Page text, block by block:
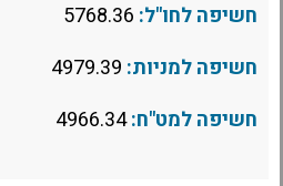
חשיפה לחו"ל:
חשיפה למניות:
חשיפה למט"ח:4966.34